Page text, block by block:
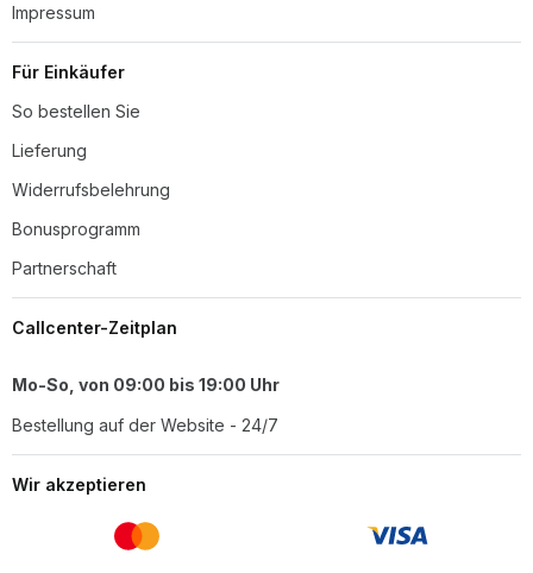
Impressum
Für Einkäufer
So bestellen Sie
Lieferung
Widerrufsbelehrung
Bonusprogramm
Partnerschaft
Callcenter-Zeitplan
Mo-So, von 09:00 bis 19:00 Uhr
Bestellung auf der Website - 24/7
Wir akzeptieren